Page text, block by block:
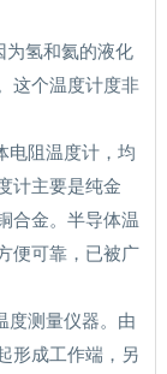
为氢和氦的液化
这个温度计度非
电阻温度计，均
计主要是纯金
合金。半导体温
便可靠，已被广
度测量仪器。由
形成工作端，另